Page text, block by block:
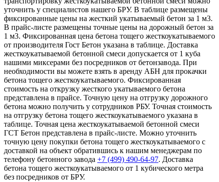
уточнить у специалистов нашего БРУ. В таблице размещены
фиксированные цены на жесткий укатываемый бетон за 1 м3.
В прайс-листе размещены точные цены на дорожный бетон за
1 м3. Фиксированная цена бетона тощего жесткоукатываемого
от производителя Гост Бетон указана в таблице. Доставка
жесткоукатываемой бетонной смеси допускается от 1 куба
нашими миксерами без посредников от бетонзавода. При
необходимости вы можете взять в аренду АБН для прокачки
бетона тощего жесткоукатываемого. Фиксированная
стоимость на открузку жесткого укатываемого бетона
представлена в прайсе. Точную цену на отгрузку дорожного
бетона можно получить у сотрудников РБУ. Точная стоимость
на отгрузку бетона тощего жесткоукатываемого указана в
таблице. Точная цена жесткоукатываемой бетонной смеси
ГСТ Бетон представлена в прайс-листе. Можно уточнить
точную цену покупки бетона тощего жесткоукатываемого с
доставкой на объект обратившись к нашим менеджерам по
телефону бетонного завода +7 (499) 490-64-97. Доставка
бетона тощего жесткоукатываемого от 1 кубического метра
без посредников от БРУ.